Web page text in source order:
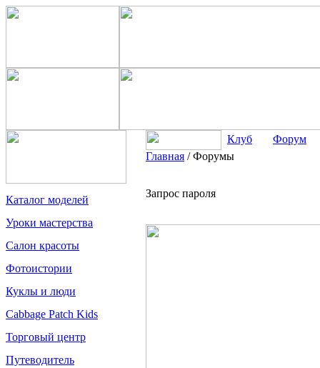
Каталог моделей
Уроки мастерства
Салон красоты
Фотоистории
Куклы и люди
Cabbage Patch Kids
Торговый центр
Путеводитель
Клуб
Форум
Главная /Форумы
Запрос пароля